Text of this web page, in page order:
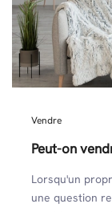
Vendre
Peut-on
Lorsqu'un
une question